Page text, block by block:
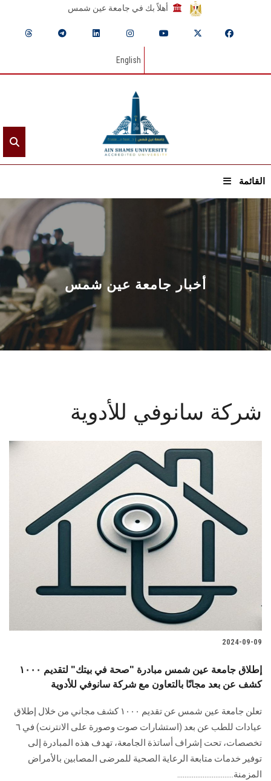
أهلاً بك في جامعة عين شمس
English
القائمة
الرئيسيـة
عن الجامعة
القطاعـات
الشئون الأكاديمية
البحث العلمي
المراكز والوحدات
الأنظمة الذكية
تواصل معنا
الزائـرون
سجل الان
أخبار جامعة عين شمس
شركة سانوفي للأدوية
2024-09-09
إطلاق جامعة عين شمس مبادرة "صحة في بيتك" لتقديم ١٠٠٠
كشف عن بعد مجانًا بالتعاون مع شركة سانوفي للأدوية
تعلن جامعة عين شمس عن تقديم ١٠٠٠ كشف مجاني من خلال إطلاق
عيادات للطب عن بعد (استشارات صوت وصورة على الانترنت) في ٦
تخصصات، تحت إشراف أساتذة الجامعة، تهدف هذه المبادرة إلى
توفير خدمات متابعة الرعاية الصحية للمرضى المصابين بالأمراض
المزمنة...............................